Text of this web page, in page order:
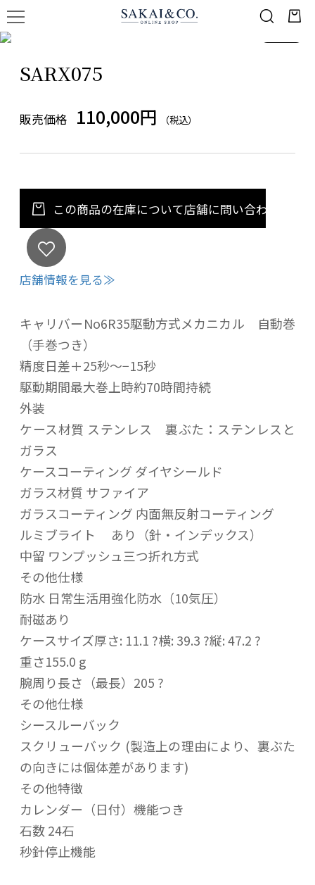
SARX075
販売価格 110,000円 （税込）
この商品の在庫について店舗に問い合わせる
店舗情報を見る≫
キャリバーNo6R35駆動方式メカニカル 自動巻
（手巻つき）
精度日差＋25秒〜−15秒
駆動期間最大巻上時約70時間持続
外装
ケース材質 ステンレス 裏ぶた：ステンレスと
ガラス
ケースコーティング ダイヤシールド
ガラス材質 サファイア
ガラスコーティング 内面無反射コーティング
ルミブライト あり（針・インデックス）
中留 ワンプッシュ三つ折れ方式
その他仕様
防水 日常生活用強化防水（10気圧）
耐磁あり
ケースサイズ厚さ: 11.1 ?横: 39.3 ?縦: 47.2 ?
重さ155.0 g
腕周り長さ（最長）205 ?
その他仕様
シースルーバック
スクリューバック (製造上の理由により、裏ぶた
の向きには個体差があります)
その他特徴
カレンダー（日付）機能つき
石数 24石
秒針停止機能